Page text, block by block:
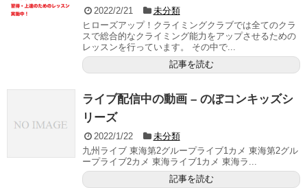
2022/2/21
未分類
ヒローズアップ！クライミングクラブでは全てのクラ
スで総合的なクライミング能力をアップさせるための
レッスンを行っています。 その中で...
記事を読む
ライブ配信中の動画 – のぼコンキッズシ
リーズ
2022/1/22
未分類
九州ライブ 東海第2グループライブ1カメ 東海第2グル
ープライブ2カメ 東海ライブ1カメ 東海ラ...
記事を読む